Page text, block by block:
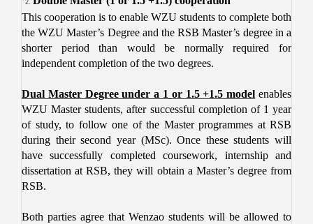
This cooperation is to enable WZU students to complete both
the WZU Master’s Degree and the RSB Master’s degree in a
shorter period than would be normally required for
independent completion of the two degrees.
Dual Master Degree under a 1 or 1.5 +1.5 model enables
WZU Master students, after successful completion of 1 year
of study, to follow one of the Master programmes at RSB
during their second year (MSc). Once these students will
have successfully completed coursework, internship and
dissertation at RSB, they will obtain a Master’s degree from
RSB.
Both parties agree that Wenzao students will be allowed to